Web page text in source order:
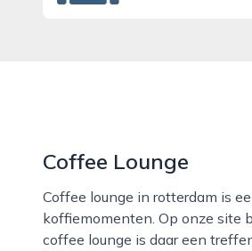
Coffee Lounge
Coffee lounge in rotterdam is een sfeervolle plek waar stadse drukte plaatsmaakt voor ontspannen
koffiemomenten. Op onze site
coffee lounge is daar een